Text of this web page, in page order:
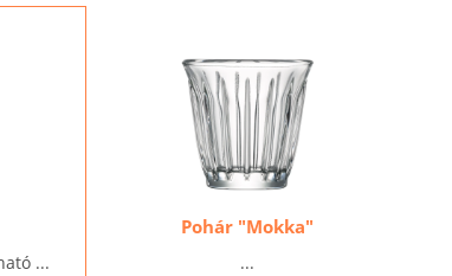
...
Pohár "Mokka"
...